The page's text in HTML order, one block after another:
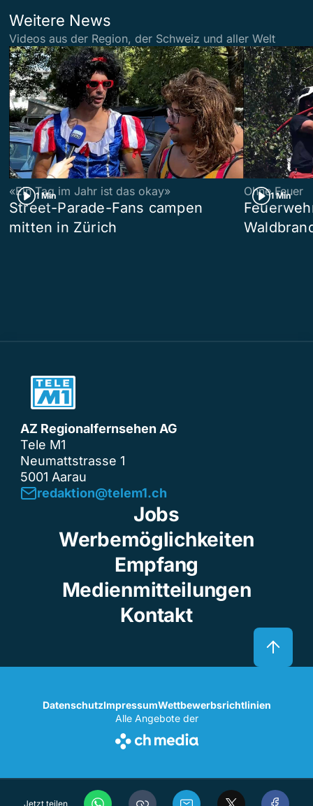
Jetzt teilen
Weitere News
Videos aus der Region, der Schweiz und aller Welt
1 Min
«Ein Tag im Jahr ist das okay»
Street-Parade-Fans campen
mitten in Zürich
1 Min
Ohne Feuer
AZ Regionalfernsehen AG
Tele M1
Neumattstrasse 1
5001 Aarau
redaktion@telem1.ch
Jobs
Werbemöglichkeiten
Empfang
Medienmitteilungen
Kontakt
DatenschutzImpressumWettbewerbsrichtlinien
Alle Angebote der